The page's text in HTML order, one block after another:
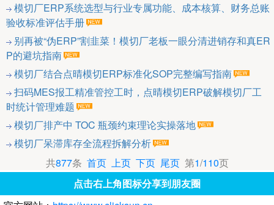
模切厂ERP系统选型与行业专属功能、成本核算、财务总账
验收标准评估手册
别再被“伪ERP”割韭菜！模切厂老板一眼分清进销存和真ER
P的避坑指南
模切厂结合点晴模切ERP标准化SOP完整编写指南
扫码MES报工精准管控工时，点晴模切ERP破解模切厂工
时统计管理难题
模切厂排产中 TOC 瓶颈约束理论实操落地
模切厂呆滞库存全流程拆解分析
共877条 首页 上页 下页 尾页第1/110页
点击右上角图标分享到朋友圈